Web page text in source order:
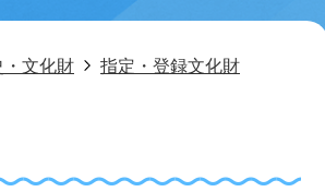
・文化財
指定・登録文化財